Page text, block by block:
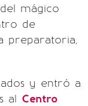
mágico
de
preparatoria,
y entró a
al Centro